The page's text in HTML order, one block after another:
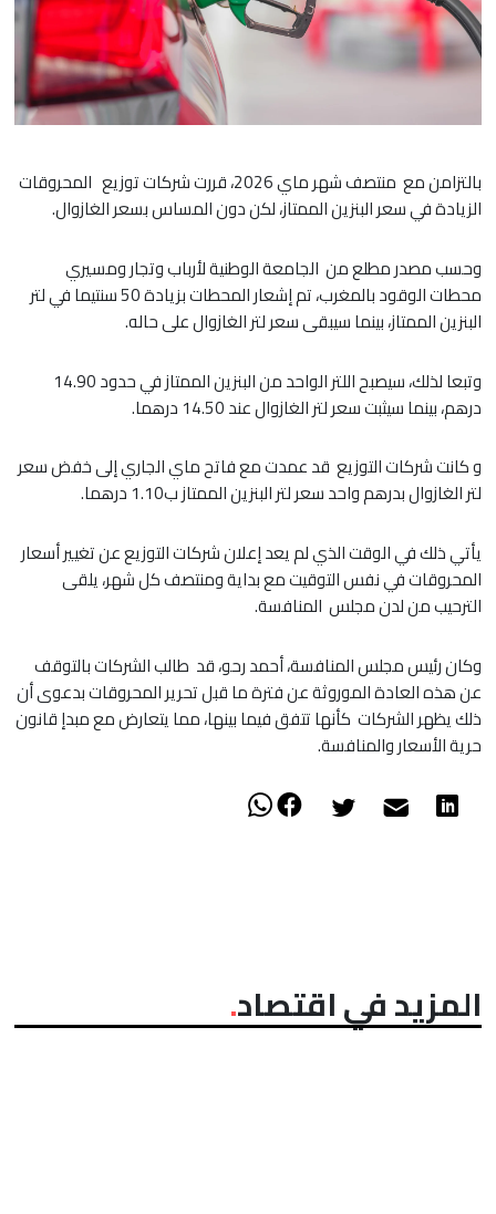
بالتزامن مع منتصف شهر ماي 2026، قررت شركات توزيع المحروقات
الزيادة في سعر البنزين الممتاز، لكن دون المساس بسعر الغازوال.
وحسب مصدر مطلع من الجامعة الوطنية لأرباب وتجار ومسيري
محطات الوقود بالمغرب، تم إشعار المحطات بزيادة 50 سنتيما في لتر
البنزين الممتاز، بينما سيبقى سعر لتر الغازوال على حاله.
وتبعا لذلك، سيصبح اللتر الواحد من البنزين الممتاز في حدود 14.90
درهم، بينما سيثبت سعر لتر الغازوال عند 14.50 درهما.
و كانت شركات التوزيع قد عمدت مع فاتح ماي الجاري إلى خفض سعر
لتر الغازوال بدرهم واحد سعر لتر البنزين الممتاز ب1.10 درهما.
يأتي ذلك في الوقت الذي لم يعد إعلان شركات التوزيع عن تغيير أسعار
المحروقات في نفس التوقيت مع بداية ومنتصف كل شهر، يلقى
الترحيب من لدن مجلس المنافسة.
وكان رئيس مجلس المنافسة، أحمد رحو، قد طالب الشركات بالتوقف
عن هذه العادة الموروثة عن فترة ما قبل تحرير المحروقات بدعوى أن
ذلك يظهر الشركات كأنها تتفق فيما بينها، مما يتعارض مع مبدإ قانون
حرية الأسعار والمنافسة.
المزيد في اقتصاد